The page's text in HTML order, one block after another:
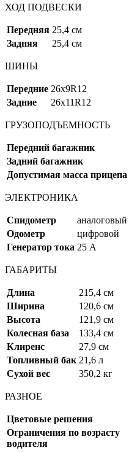
ХОД ПОДВЕСКИ
Передняя 25,4 см
Задняя
25,4 см
ШИНЫ
Передние 26x9R12
Задние
26x11R12
ГРУЗОПОДЪЕМНОСТЬ
Передний багажник
Задний багажник
Допустимая масса прицепа
ЭЛЕКТРОНИКА
Спидометр
аналоговый
Одометр
цифровой
Генератор тока 25 А
ГАБАРИТЫ
Длина
215,4 см
Ширина
120,6 см
Высота
121,9 см
Колесная база
133,4 см
Клиренс
27,9 см
Топливный бак 21,6 л
Сухой вес
350,2 кг
РАЗНОЕ
Цветовые решения
Ограничения по возрасту
водителя